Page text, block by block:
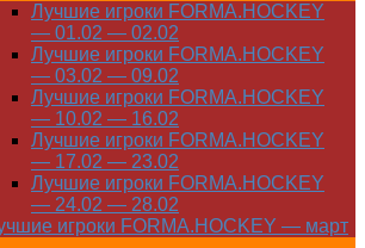
Лучшие игроки FORMA.HOCKEY
— 01.02 — 02.02
Лучшие игроки FORMA.HOCKEY
— 03.02 — 09.02
Лучшие игроки FORMA.HOCKEY
— 10.02 — 16.02
Лучшие игроки FORMA.HOCKEY
— 17.02 — 23.02
Лучшие игроки FORMA.HOCKEY
— 24.02 — 28.02
игроки FORMA.HOCKEY — март